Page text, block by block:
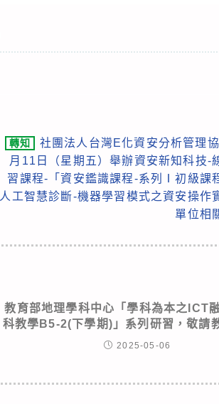
轉知
社團法人台灣E化資安分析管理
月11日（星期五）舉辦資安新知科技-
習課程-「資安鑑識課程-系列Ⅰ初級課
人工智慧診斷-機器學習模式之資安操作
單位相
教育部地理學科中心「學科為本之ICT
科教學B5-2(下學期)」系列研習，敬請
2025-05-06